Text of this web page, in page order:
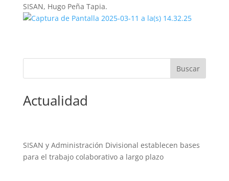
SISAN, Hugo Peña Tapia.
Actualidad
SISAN y Administración Divisional establecen bases
para el trabajo colaborativo a largo plazo